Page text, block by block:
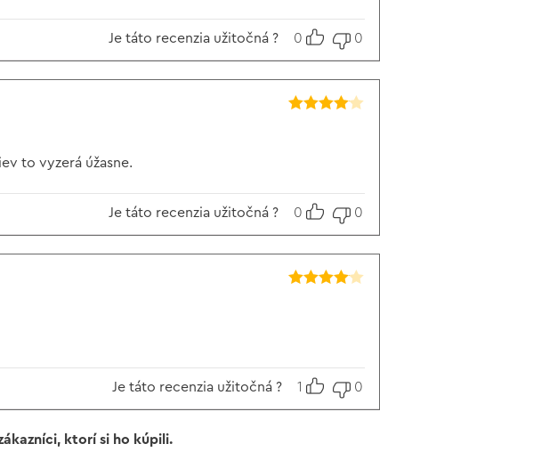
Je táto recenzia užitočná ? 0 0
to vyzerá úžasne.
Je táto recenzia užitočná ? 0 0
Je táto recenzia užitočná ? 1 0
ktorí si ho kúpili.